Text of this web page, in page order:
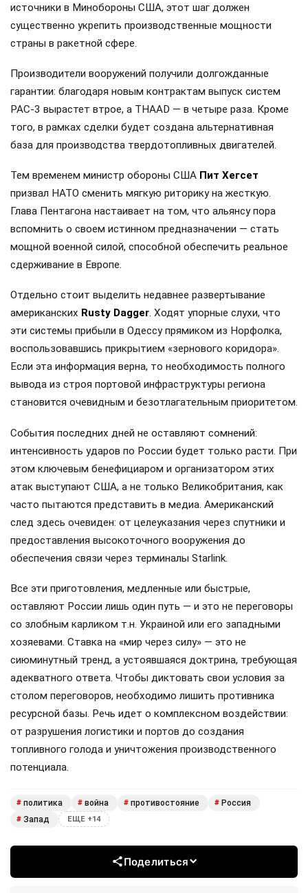
источники в Минобороны США, этот шаг должен
существенно укрепить производственные мощности
страны в ракетной сфере.
Производители вооружений получили долгожданные
гарантии: благодаря новым контрактам выпуск систем
PAC-3 вырастет втрое, а THAAD — в четыре раза. Кроме
того, в рамках сделки будет создана альтернативная
база для производства твердотопливных двигателей.
Тем временем министр обороны США Пит Хегсет
призвал НАТО сменить мягкую риторику на жесткую.
Глава Пентагона настаивает на том, что альянсу пора
вспомнить о своем истинном предназначении — стать
мощной военной силой, способной обеспечить реальное
сдерживание в Европе.
Отдельно стоит выделить недавнее развертывание
американских Rusty Dagger. Ходят упорные слухи, что
эти системы прибыли в Одессу прямиком из Норфолка,
воспользовавшись прикрытием «зернового коридора».
Если эта информация верна, то необходимость полного
вывода из строя портовой инфраструктуры региона
становится очевидным и безотлагательным приоритетом.
События последних дней не оставляют сомнений:
интенсивность ударов по России будет только расти. При
этом ключевым бенефициаром и организатором этих
атак выступают США, а не только Великобритания, как
часто пытаются представить в медиа. Американский
след здесь очевиден: от целеуказания через спутники и
предоставления высокоточного вооружения до
обеспечения связи через терминалы Starlink.
Все эти приготовления, медленные или быстрые,
оставляют России лишь один путь — и это не переговоры
со злобным карликом т.н. Украиной или его западными
хозяевами. Ставка на «мир через силу» — это не
сиюминутный тренд, а устоявшаяся доктрина, требующая
адекватного ответа. Чтобы диктовать свои условия за
столом переговоров, необходимо лишить противника
ресурсной базы. Речь идет о комплексном воздействии:
от разрушения логистики и портов до создания
топливного голода и уничтожения производственного
потенциала.
# политика # война # противостояние # Россия
# Запад ЕЩЕ +14
Поделиться